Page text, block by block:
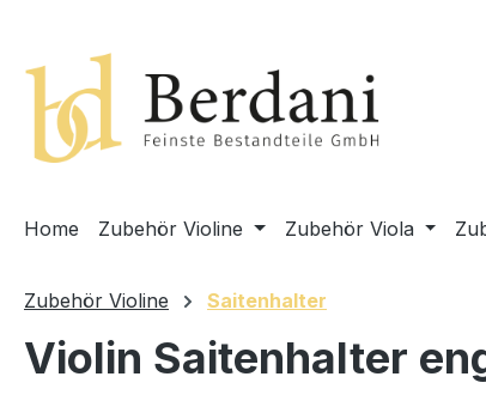
Home Zubehör Violine Zubehör Viola
Zubehör Violine Saitenhalter
Violin Saitenhalter